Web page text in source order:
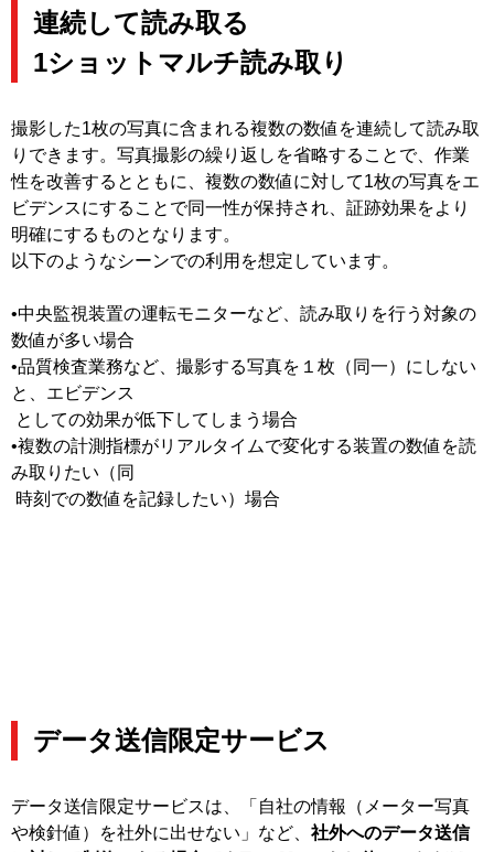
連続して読み取る
1ショットマルチ読み取り
撮影した1枚の写真に含まれる複数の数値を連続して読み取
りできます。写真撮影の繰り返しを省略することで、作業
性を改善するとともに、複数の数値に対して1枚の写真をエ
ビデンスにすることで同一性が保持され、証跡効果をより
明確にするものとなります。
以下のようなシーンでの利用を想定しています。
•中央監視装置の運転モニターなど、読み取りを行う対象の
数値が多い場合
•品質検査業務など、撮影する写真を１枚（同一）にしない
と、エビデンス
としての効果が低下してしまう場合
•複数の計測指標がリアルタイムで変化する装置の数値を読
み取りたい（同
時刻での数値を記録したい）場合
データ送信限定サービス
データ送信限定サービスは、「⾃社の情報（メーター写真
や検針値）を社外に出せない」など、 社外へのデータ送信